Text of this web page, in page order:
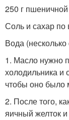
250 г
Соль и сахар по
Вода
1. Масло нужно
холодильника и
чтобы оно было
2. После того,
яичный желток